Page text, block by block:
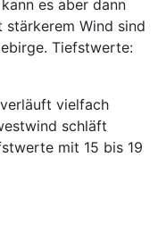
es aber dann
stärkerem Wind sind
Tiefstwerte:
vielfach
schläft
mit 15 bis 19